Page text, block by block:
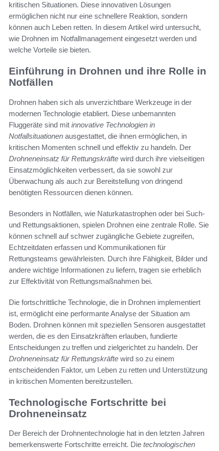
kritischen Situationen. Diese innovativen Lösungen
ermöglichen nicht nur eine schnellere Reaktion, sondern
können auch Leben retten. In diesem Artikel wird untersucht,
wie Drohnen im Notfallmanagement eingesetzt werden und
welche Vorteile sie bieten.
Einführung in Drohnen und ihre Rolle in
Notfällen
Drohnen haben sich als unverzichtbare Werkzeuge in der
modernen Technologie etabliert. Diese unbemannten
Fluggeräte sind mit innovative Technologien in
Notfallsituationen ausgestattet, die ihnen ermöglichen, in
kritischen Momenten schnell und effektiv zu handeln. Der
Drohneneinsatz für Rettungskräfte wird durch ihre vielseitigen
Einsatzmöglichkeiten verbessert, da sie sowohl zur
Überwachung als auch zur Bereitstellung von dringend
benötigten Ressourcen dienen können.
Besonders in Notfällen, wie Naturkatastrophen oder bei Such-
und Rettungsaktionen, spielen Drohnen eine zentrale Rolle. Sie
können schnell auf schwer zugängliche Gebiete zugreifen,
Echtzeitdaten erfassen und Kommunikationen für
Rettungsteams gewährleisten. Durch ihre Fähigkeit, Bilder und
andere wichtige Informationen zu liefern, tragen sie erheblich
zur Effektivität von Rettungsmaßnahmen bei.
Die fortschrittliche Technologie, die in Drohnen implementiert
ist, ermöglicht eine performante Analyse der Situation am
Boden. Drohnen können mit speziellen Sensoren ausgestattet
werden, die es den Einsatzkräften erlauben, fundierte
Entscheidungen zu treffen und zielgerichtet zu handeln. Der
Drohneneinsatz für Rettungskräfte wird so zu einem
entscheidenden Faktor, um Leben zu retten und Unterstützung
in kritischen Momenten bereitzustellen.
Technologische Fortschritte bei
Drohneneinsatz
Der Bereich der Drohnentechnologie hat in den letzten Jahren
bemerkenswerte Fortschritte erreicht. Die technologischen